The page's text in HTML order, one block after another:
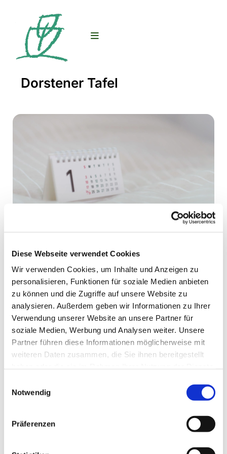
Diese Webseite verwendet Cookies
Wir verwenden Cookies, um Inhalte und Anzeigen zu
personalisieren, Funktionen für soziale Medien anbieten
zu können und die Zugriffe auf unsere Website zu
analysieren. Außerdem geben wir Informationen zu Ihrer
Verwendung unserer Website an unsere Partner für
soziale Medien, Werbung und Analysen weiter. Unsere
Partner führen diese Informationen möglicherweise mit
weiteren Daten zusammen, die Sie ihnen bereitgestellt
Notwendig
Präferenzen
Dorstener Tafel
Mittwoch, 12. August 2026, 11:30
Uhr
Gemeindezentrum, Südwall 5,
46282 Dorsten, 46282 Dorsten